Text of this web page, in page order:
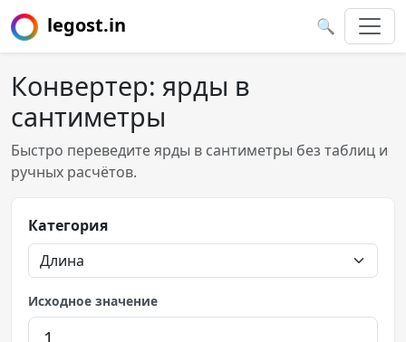
legost.in 🔍
Конвертер: ярды в
сантиметры
Быстро переведите ярды в сантиметры без таблиц и
ручных расчётов.
Категория
Исходное значение